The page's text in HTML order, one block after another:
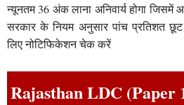
न्यूनतम 36 अंक लाना अनिवार्य होगा जिसमें
सरकार के नियम अनुसार पांच प्रतिशत छूट
लिए नोटिफिकेशन चेक करें
Rajasthan LDC (Paper